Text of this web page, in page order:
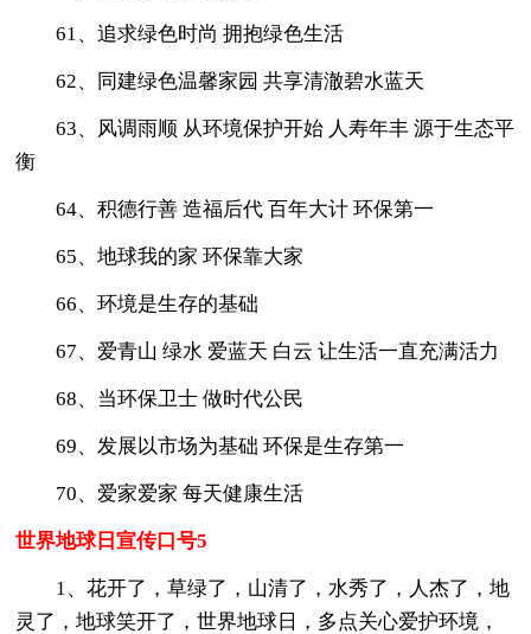
61、追求绿色时尚 拥抱绿色生活
62、同建绿色温馨家园 共享清澈碧水蓝天
63、风调雨顺 从环境保护开始 人寿年丰 源于生态平
衡
64、积德行善 造福后代 百年大计 环保第一
65、地球我的家 环保靠大家
66、环境是生存的基础
67、爱青山 绿水 爱蓝天 白云 让生活一直充满活力
68、当环保卫士 做时代公民
69、发展以市场为基础 环保是生存第一
70、爱家爱家 每天健康生活
世界地球日宣传口号5
1、花开了，草绿了，山清了，水秀了，人杰了，地
灵了，地球笑开了，世界地球日，多点关心爱护环境，